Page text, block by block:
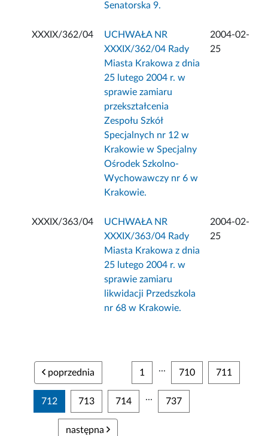
Senatorska 9.
XXXIX/362/04
UCHWAŁA NR
XXXIX/362/04 Rady
Miasta Krakowa z dnia
25 lutego 2004 r. w
sprawie zamiaru
przekształcenia
Zespołu Szkół
Specjalnych nr 12 w
Krakowie w Specjalny
Ośrodek Szkolno-
Wychowawczy nr 6 w
Krakowie.
2004-02-
25
XXXIX/363/04
UCHWAŁA NR
XXXIX/363/04 Rady
Miasta Krakowa z dnia
25 lutego 2004 r. w
sprawie zamiaru
likwidacji Przedszkola
nr 68 w Krakowie.
2004-02-
25
poprzednia 1 ... 710 711
712 713 714 ... 737
następna